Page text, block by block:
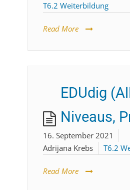
T6.2 Weiterbildung
Read More
EDUdig
Niveaus,
16. September 2021
Adrijana Krebs
T6.2
Read More